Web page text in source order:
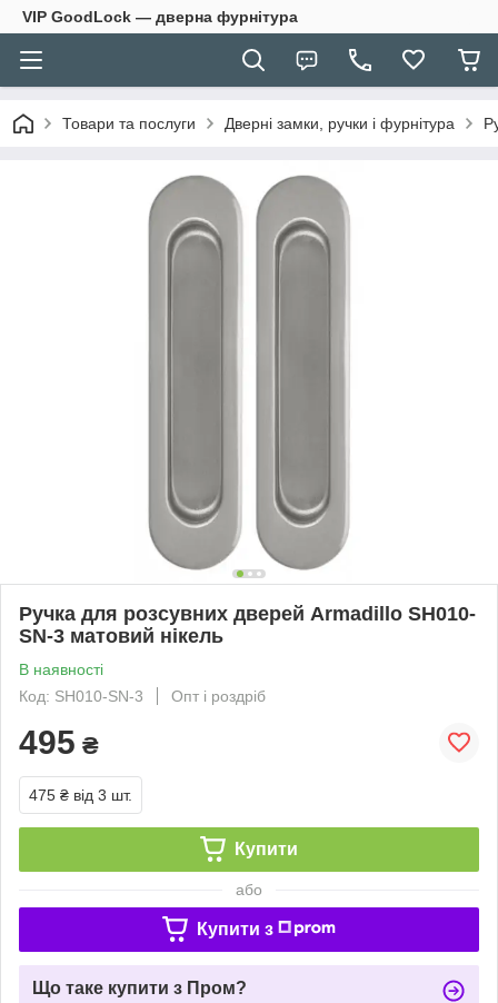
VIP GoodLock — дверна фурнітура
Товари та послуги Дверні замки, ручки і фурнітура
Ручка для розсувних дверей Armadillo SH010-
SN-3 матовий нікель
В наявності
Код: SH010-SN-3
Опт і роздріб
495 ₴
475 ₴ від 3 шт.
Купити
або
Купити з
Що таке купити з Пром?